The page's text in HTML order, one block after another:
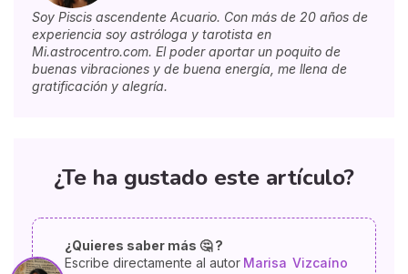
Soy Piscis ascendente Acuario. Con más de 20 años de
experiencia soy astróloga y tarotista en
Mi.astrocentro.com. El poder aportar un poquito de
buenas vibraciones y de buena energía, me llena de
gratificación y alegría.
¿Te ha gustado este artículo?
¿Quieres saber más 🤔 ?
Escribe directamente al autor Marisa Vizcaíno